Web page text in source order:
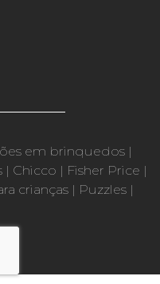
em brinquedos |
| Chicco | Fisher Price |
crianças| Puzzles|